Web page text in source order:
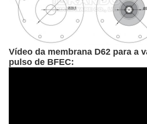
Vídeo da membrana D62 para a
pulso de BFEC: